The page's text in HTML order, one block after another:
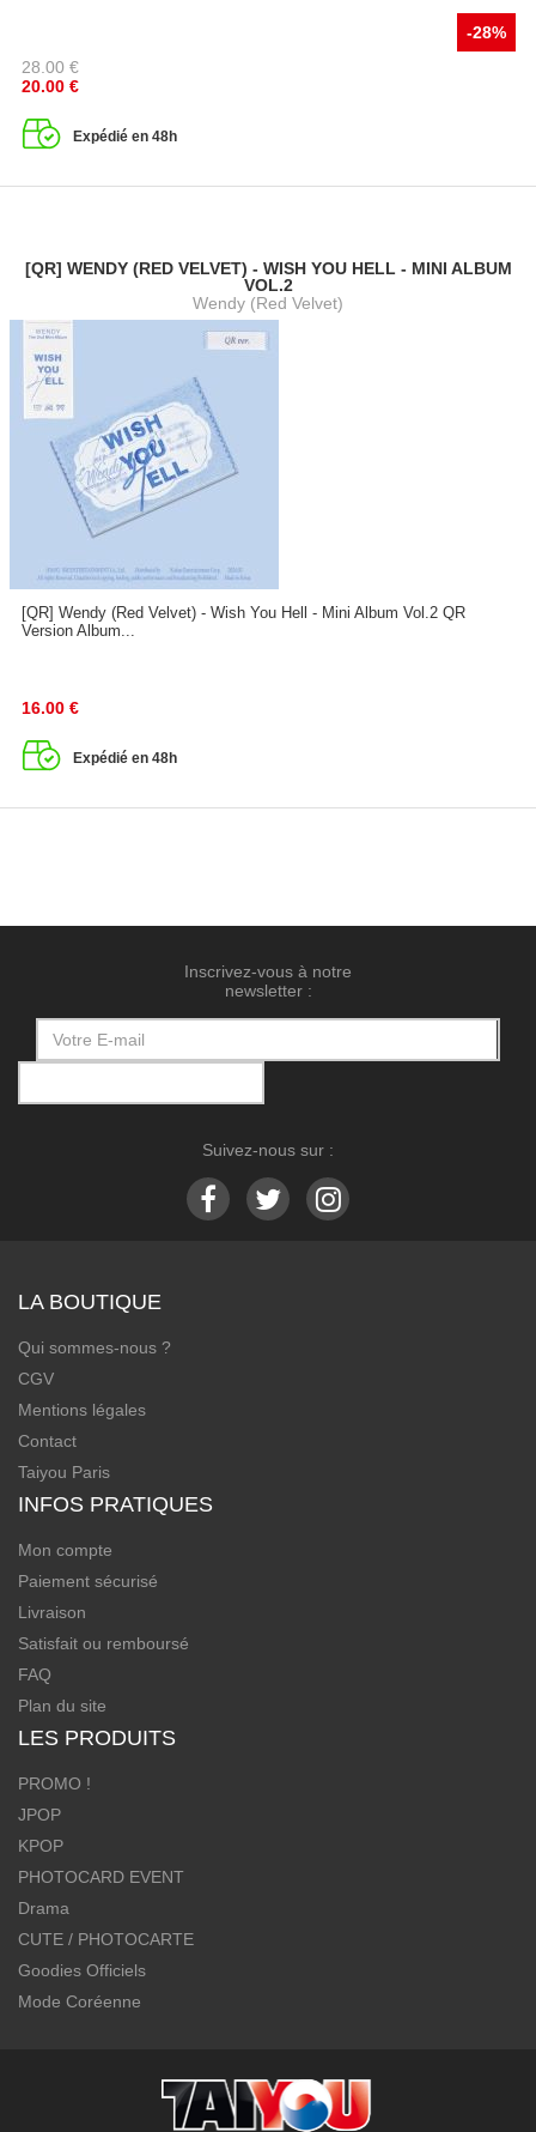
-28%
28.00 €
20.00 €
Expédié en 48h
[QR] WENDY (RED VELVET) - WISH YOU HELL - MINI ALBUM
VOL.2
Wendy (Red Velvet)
[QR] Wendy (Red Velvet) - Wish You Hell - Mini Album Vol.2 QR
Version Album...
16.00 €
Expédié en 48h
Inscrivez-vous à notre
newsletter :
Suivez-nous sur :
LA BOUTIQUE
Qui sommes-nous ?
CGV
Mentions légales
Contact
Taiyou Paris
INFOS PRATIQUES
Mon compte
Paiement sécurisé
Livraison
Satisfait ou remboursé
FAQ
Plan du site
LES PRODUITS
PROMO !
JPOP
KPOP
PHOTOCARD EVENT
Drama
CUTE / PHOTOCARTE
Goodies Officiels
Mode Coréenne